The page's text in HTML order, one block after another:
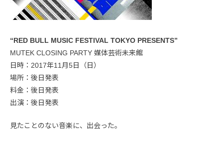
“RED BULL MUSIC FESTIVAL TOKYO PRESENTS”
MUTEK CLOSING PARTY 媒体芸術未来館
日時：2017年11月5日（日）
場所：後日発表
料金：後日発表
出演：後日発表
見たことのない音楽に、出会った。